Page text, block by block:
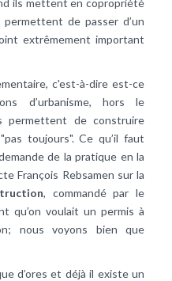
de passer d’un
extrêmement important
c'est-à-dire est-ce
d’urbanisme, hors le
permettent de construire
toujours". Ce qu’il faut
de la pratique en la
François Rebsamen sur la
, commandé par le
qu’on voulait un permis à
nous voyons bien que
d’ores et déjà il existe un